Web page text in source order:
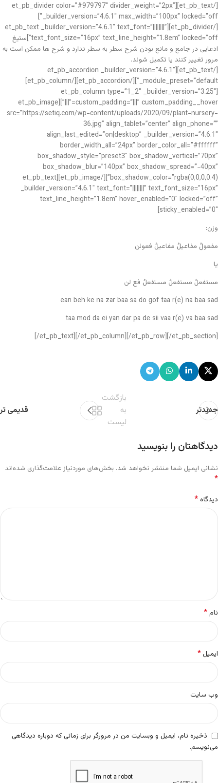
[/et_pb_text][et_pb_divider color=”#979797″ divider_weight=”2px”
_builder_version=”4.6.1″ max_width=”100px” locked=”off”]
[/et_pb_divider][et_pb_text _builder_version=”4.6.1″ text_font=”||||||||”
text_font_size=”16px” text_line_height=”1.8em” locked=”off”]ستیغ
ادعایی در جامع و مانع بودن شرح سطر به سطر ندارد و شرح ها ممکن است به
مرور تغییر کنند یا تکمیل شوند.
[/et_pb_text][et_pb_accordion _builder_version=”4.6.1″
_module_preset=”default”][/et_pb_accordion][/et_pb_column]
[et_pb_column type=”1_2″ _builder_version=”3.25″
custom_padding=”|||” custom_padding__hover=”|||”][et_pb_image
src=”https://setiq.com/wp-content/uploads/2020/09/plant-nursery-
36.jpg” align_tablet=”center” align_phone=””
align_last_edited=”on|desktop” _builder_version=”4.6.1″
border_width_all=”24px” border_color_all=”#ffffff”
box_shadow_style=”preset3″ box_shadow_vertical=”70px”
box_shadow_blur=”140px” box_shadow_spread=”-40px”
box_shadow_color=”rgba(0,0,0,0.4)”][/et_pb_image][et_pb_text
_builder_version=”4.6.1″ text_font=”||||||||” text_font_size=”16px”
text_line_height=”1.8em” hover_enabled=”0″ locked=”off”
sticky_enabled=”0″]
وزن:
مفعولُ مفاعیلُ مفاعیلُ فعولن
یا
مستفعلُ مستفعلُ مستفعلُ فع لن
ean beh ke na zar baa sa do gof taa r(e) na baa sad
taa mod da ei yan dar pa de sii vaa r(e) va baa sad
[/et_pb_text][/et_pb_column][/et_pb_row][/et_pb_section]
جدیدتر
بازگشت
به
لیست
قدیمی تر
دیدگاهتان را بنویسید
نشانی ایمیل شما منتشر نخواهد شد. بخش‌های موردنیاز علامت‌گذاری شده‌اند
*
دیدگاه*
نام*
ایمیل*
وب‌ سایت
ذخیره نام، ایمیل و وبسایت من در مرورگر برای زمانی که دوباره دیدگاهی
می‌نویسم.